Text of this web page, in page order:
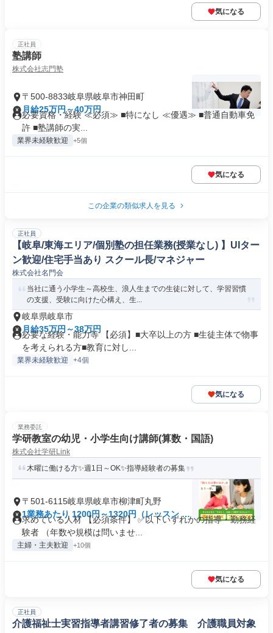
気になる
正社員
塾講師
株式会社志門塾
〒500-8833岐阜県岐阜市神田町
月給25万円～40万円
必要資格・経験 ≪必須≫ ■特になし ≪優遇≫ ■普通自動車免
許 ■塾講師の実...
業界未経験歓迎 +5個
気になる
この企業の類似求人を見る
正社員
【岐阜/東海エリア/個別塾の担任業務(授業なし) 】UIター
ン歓迎/住宅手当あり スクール長/マネジャー
株式会社名門会
当社に通う小学生～高校生、浪人生までの生徒に対して、学習習慣
の支援、受験に向けた心構え、生...
岐阜県岐阜市
月給35万円～38万円
必要な経験・能力等 【必須】■大卒以上の方 ■生徒主体で物事
を考えられる方■教育に対し...
業界未経験歓迎 +4個
気になる
業務委託
学研教室の幼児・小学生向け講師(算数・国語)
株式会社学研Link
木曜に働ける方✨週1日～OK✨指導経験者の募集
〒501-6115岐阜県岐阜市柳津町丸野
1業務あたり 1200円～1320円（レッスン 60
分）
求めている人材 【必須条件】 ✅以下いずれかの指導・勤務経
験者 （年数や規模は問いませ...
主婦・主夫歓迎 +10個
気になる
正社員
介護福祉士実習指導者講習修了者の募集 介護職員対象